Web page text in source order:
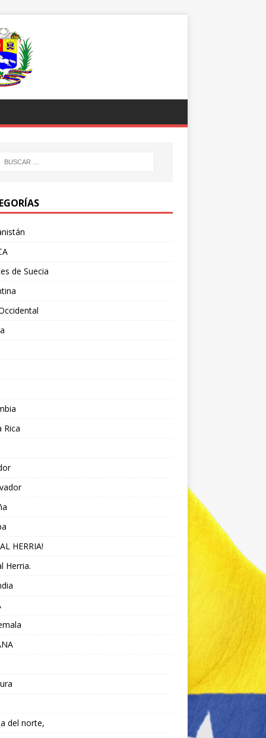
de Suecia
Rica
HERRIA!
Herria.
del norte,